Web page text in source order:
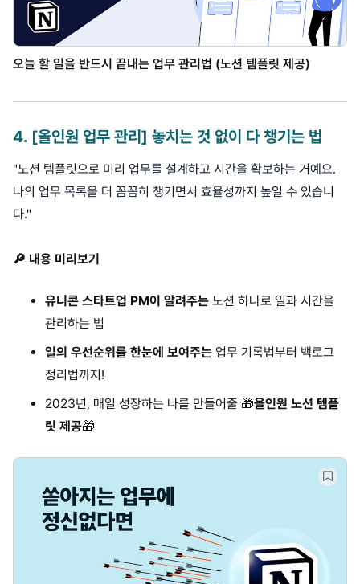
오늘 할 일을 반드시 끝내는 업무 관리법 (노션 템플릿 제공)
4. [올인원 업무 관리] 놓치는 것 없이 다 챙기는 법
"노션 템플릿으로 미리 업무를 설계하고 시간을 확보하는 거예요.
나의 업무 목록을 더 꼼꼼히 챙기면서 효율성까지 높일 수 있습니
다."
🔎 내용 미리보기
유니콘 스타트업 PM이 알려주는 노션 하나로 일과 시간을
관리하는 법
일의 우선순위를 한눈에 보여주는 업무 기록법부터 백로그
정리법까지!
2023년, 매일 성장하는 나를 만들어줄 🎁올인원 노션 템플
릿 제공🎁